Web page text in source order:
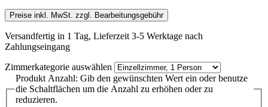
Preise inkl. MwSt. zzgl. Bearbeitungsgebühr
Versandfertig in 1 Tag, Lieferzeit 3-5 Werktage nach
Zahlungseingang
Zimmerkategorie auswählen
Produkt Anzahl: Gib den gewünschten Wert ein oder benutze
die Schaltflächen um die Anzahl zu erhöhen oder zu
reduzieren.